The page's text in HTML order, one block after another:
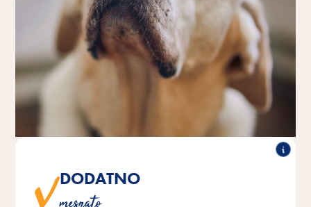
DODATNO
Vse sorte prepričajo z več kot 95-odstotno vsebnostjo